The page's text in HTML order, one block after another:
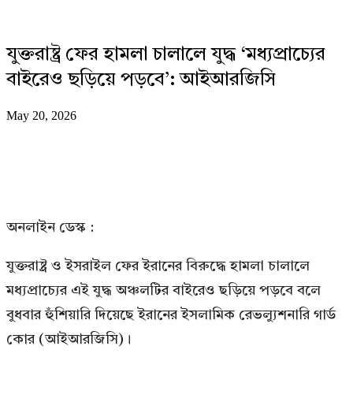
যুক্তরাষ্ট্র ফের হামলা চালালে যুদ্ধ ‘মধ্যপ্রাচ্যের
বাইরেও ছড়িয়ে পড়বে’: আইআরজিসি
May 20, 2026
অনলাইন ডেস্ক :
যুক্তরাষ্ট্র ও ইসরাইল ফের ইরানের বিরুদ্ধে হামলা চালালে
মধ্যপ্রাচ্যের এই যুদ্ধ অঞ্চলটির বাইরেও ছড়িয়ে পড়বে বলে
বুধবার হুঁশিয়ারি দিয়েছে ইরানের ইসলামিক রেভল্যুশনারি গার্ড
কোর (আইআরজিসি)।